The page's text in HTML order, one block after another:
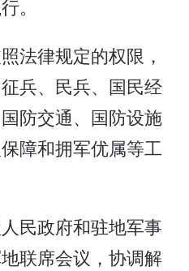
。
法律规定的权限，
兵、民兵、国民经
防交通、国防设施
障和拥军优属等工
民政府和驻地军事
联席会议，协调解